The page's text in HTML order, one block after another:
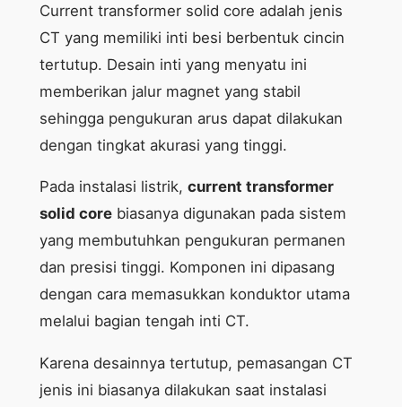
Current transformer solid core adalah jenis
CT yang memiliki inti besi berbentuk cincin
tertutup. Desain inti yang menyatu ini
memberikan jalur magnet yang stabil
sehingga pengukuran arus dapat dilakukan
dengan tingkat akurasi yang tinggi.
Pada instalasi listrik, current transformer
solid corebiasanya digunakan pada sistem
yang membutuhkan pengukuran permanen
dan presisi tinggi. Komponen ini dipasang
dengan cara memasukkan konduktor utama
melalui bagian tengah inti CT.
Karena desainnya tertutup, pemasangan CT
jenis ini biasanya dilakukan saat instalasi